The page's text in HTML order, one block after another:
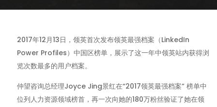
2017年12月13日，领英首次发布领英最强档案（LinkedIn
Power Profiles）中国区榜单，展示了这一年中领英站内获得浏
览次数最多的用户档案。
仲望咨询总经理Joyce Jing景红在“2017领英最强档案” 榜单中
位列人力资源领域榜首，再一次向她的180万粉丝验证了她在领